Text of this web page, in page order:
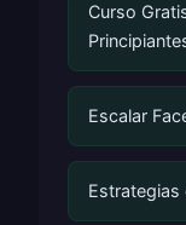
Curso
Escalar
Estrategias